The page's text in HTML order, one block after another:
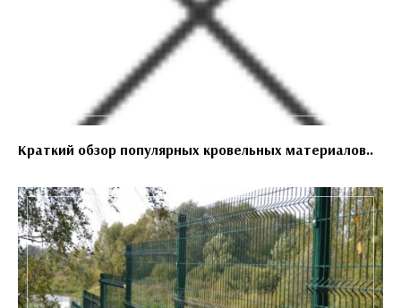
Краткий обзор популярных кровельных материалов..